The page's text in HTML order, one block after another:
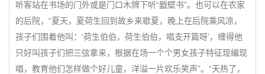
听客站在书场的门外或是门口木牌下听“戤壁书”。也可以在农家
的后院，“夏天，夏荷生回到故乡来歇夏，晚上在后院乘风凉，
孩子们围着他叫：‘荷生伯伯，荷生伯伯，唱支开篇呀’，缠得他
只好叫孩子们把三弦拿来，根据在场一个个男女孩子特征现编现
唱，教育他们怎样做个好儿童，洋溢一片欢乐笑声”。“天热了，